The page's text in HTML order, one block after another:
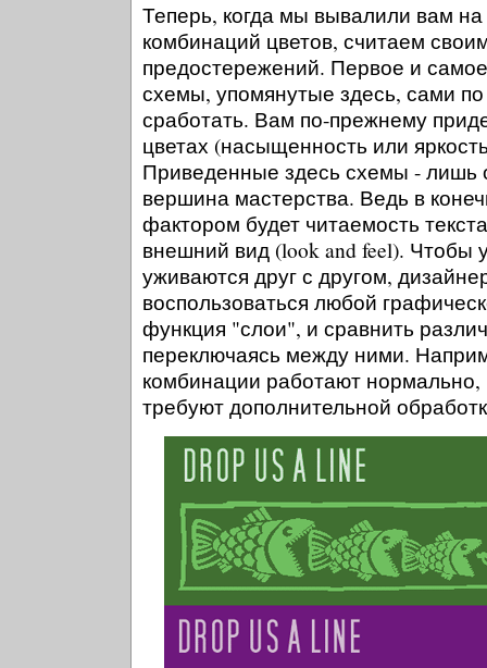
Теперь, когда мы вывалили вам на
комбинаций цветов, считаем
предостережений. Первое и
схемы, упомянутые здесь, сами
сработать. Вам по-прежнему
цветах (насыщенность или
Приведенные здесь схемы - лишь
вершина мастерства. Ведь в
фактором будет читаемость
внешний вид (look and feel). Чтобы
уживаются друг с другом,
воспользоваться любой
функция "слои", и сравнить
переключаясь между ними.
комбинации работают нормально,
требуют дополнительной